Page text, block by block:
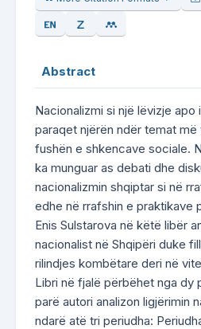
Abstract
Nacionalizmi si një lëvizje apo
paraqet njërën ndër temat
fushën e shkencave sociale.
ka munguar as debati dhe
nacionalizmin shqiptar si në
edhe në rrafshin e praktikave
Enis Sulstarova në këtë libër
nacionalist në Shqipëri duke
rilindjes kombëtare deri në
Libri në fjalë përbëhet nga dy
parë autori analizon ligjërimin
ndarë atë tri periudha: